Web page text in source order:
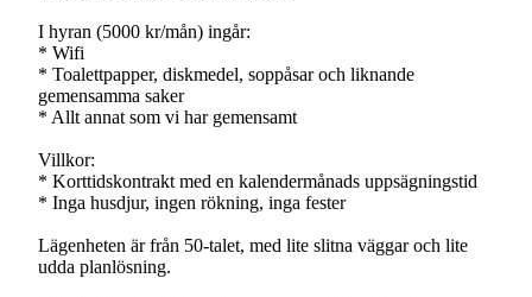
I hyran (5000 kr/mån) ingår:
* Wifi
* Toalettpapper, diskmedel, soppåsar och liknande
gemensamma saker
* Allt annat som vi har gemensamt
Villkor:
* Korttidskontrakt med en kalendermånads uppsägningstid
* Inga husdjur, ingen rökning, inga fester
Lägenheten är från 50-talet, med lite slitna väggar och lite
udda planlösning.